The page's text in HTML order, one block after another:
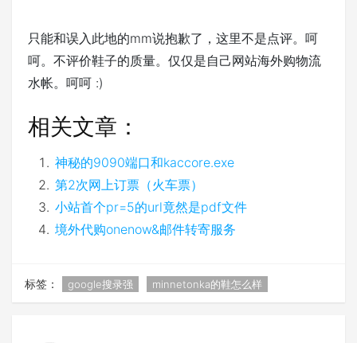
只能和误入此地的mm说抱歉了，这里不是点评。呵
呵。不评价鞋子的质量。仅仅是自己网站海外购物流
水帐。呵呵 :)
相关文章：
神秘的9090端口和kaccore.exe
第2次网上订票（火车票）
小站首个pr=5的url竟然是pdf文件
境外代购onenow&邮件转寄服务
标签： google搜录强 minnetonka的鞋怎么样